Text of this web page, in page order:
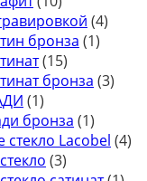
(4)
бронза (1)
(15)
бронза (3)
(1)
бронза (1)
Lacobel (4)
(3)